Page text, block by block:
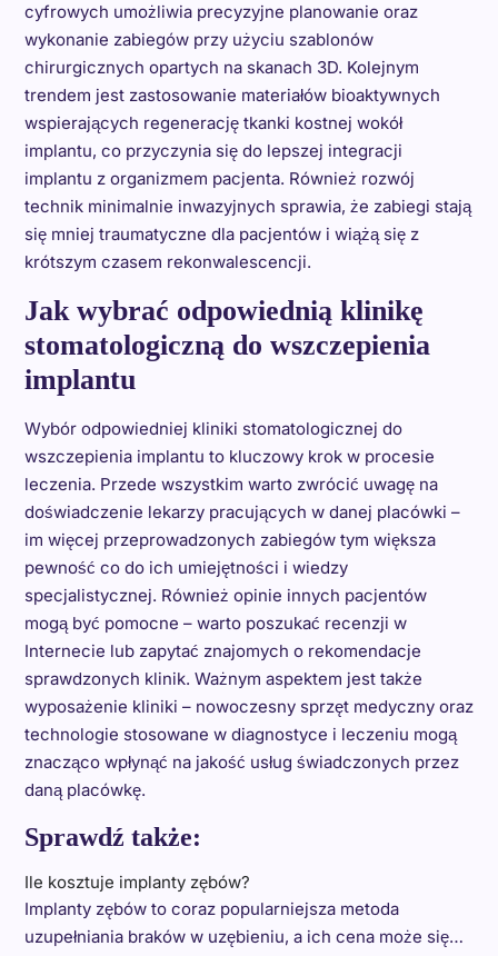
cyfrowych umożliwia precyzyjne planowanie oraz
wykonanie zabiegów przy użyciu szablonów
chirurgicznych opartych na skanach 3D. Kolejnym
trendem jest zastosowanie materiałów bioaktywnych
wspierających regenerację tkanki kostnej wokół
implantu, co przyczynia się do lepszej integracji
implantu z organizmem pacjenta. Również rozwój
technik minimalnie inwazyjnych sprawia, że zabiegi stają
się mniej traumatyczne dla pacjentów i wiążą się z
krótszym czasem rekonwalescencji.
Jak wybrać odpowiednią klinikę
stomatologiczną do wszczepienia
implantu
Wybór odpowiedniej kliniki stomatologicznej do
wszczepienia implantu to kluczowy krok w procesie
leczenia. Przede wszystkim warto zwrócić uwagę na
doświadczenie lekarzy pracujących w danej placówki –
im więcej przeprowadzonych zabiegów tym większa
pewność co do ich umiejętności i wiedzy
specjalistycznej. Również opinie innych pacjentów
mogą być pomocne – warto poszukać recenzji w
Internecie lub zapytać znajomych o rekomendacje
sprawdzonych klinik. Ważnym aspektem jest także
wyposażenie kliniki – nowoczesny sprzęt medyczny oraz
technologie stosowane w diagnostyce i leczeniu mogą
znacząco wpłynąć na jakość usług świadczonych przez
daną placówkę.
Sprawdź także:
Ile kosztuje implanty zębów?
Implanty zębów to coraz popularniejsza metoda
uzupełniania braków w uzębieniu, a ich cena może się…